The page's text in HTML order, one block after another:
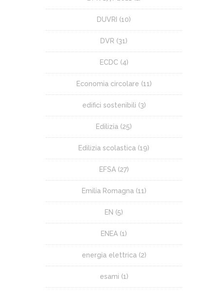
DUVRI (10)
DVR (31)
ECDC (4)
Economia circolare (11)
edifici sostenibili (3)
Edilizia (25)
Edilizia scolastica (19)
EFSA(27)
Emilia Romagna (11)
EN (5)
ENEA (1)
energia elettrica (2)
esami (1)